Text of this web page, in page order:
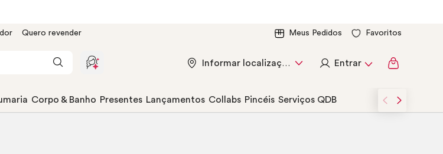
Quero revender Meus Pedidos Favoritos
Informar localização Entrar
Corpo & Banho Presentes Lançamentos Collabs Pincéis Serviços QDB